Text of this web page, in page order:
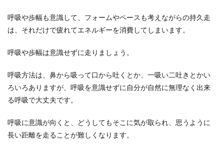
呼吸や歩幅も意識して、フォームやペースも考えながらの持久走
は、それだけで疲れてエネルギーを消費してしまいます。
呼吸や歩幅は意識せずに走りましょう。
呼吸方法は、鼻から吸って口から吐くとか、一吸い二吐きとかい
ろいろありますが、呼吸を意識せずに自分が自然に無理なく出来
る呼吸で大丈夫です。
呼吸に意識が向くと、どうしてもそこに気が取られ、思うように
長い距離を走ることが難しくなります。